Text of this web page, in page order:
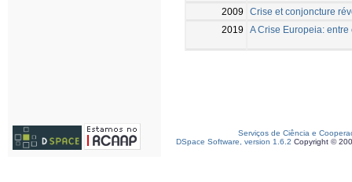
2009
Crise et conjoncture
2019
A Crise Europeia:
Serviços de Ciência e
DSpace Software, version 1.6.2 Copyright ©